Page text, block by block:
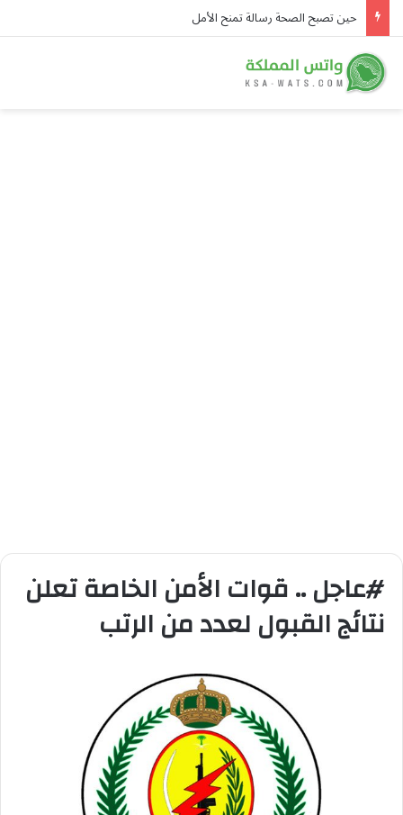
حين تصبح الصحة رسالة تمنح الأمل
#عاجل .. قوات الأمن الخاصة تعلن
نتائج القبول لعدد من الرتب